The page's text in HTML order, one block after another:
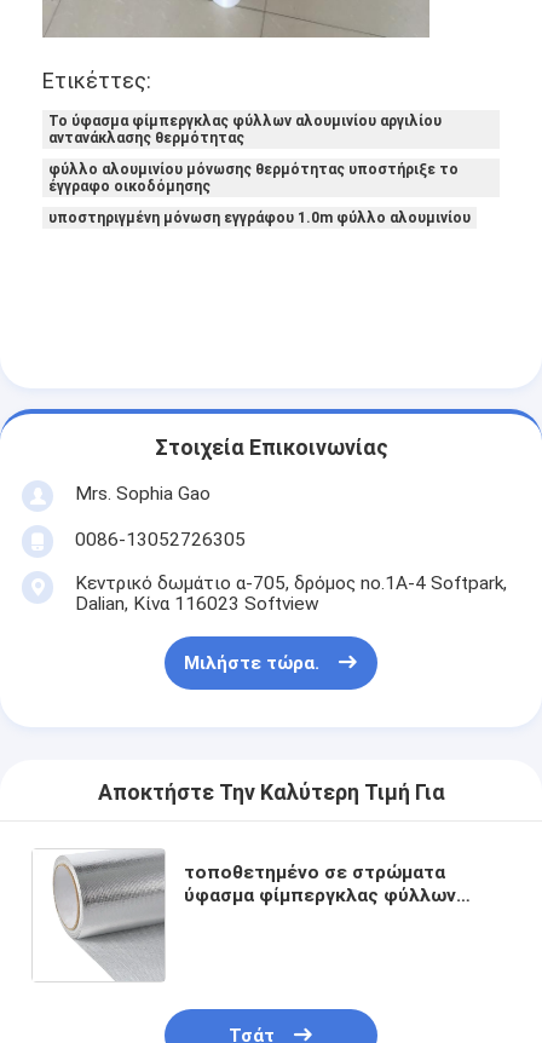
Ποιοτικός έλεγχος
Μας ελάτε σε επαφή με
Συγκολλητική ταινία μόνωσης
Κολλητική ταινία ταινιών Polyimide
Κολλητική ταινία φύλλων αλουμινίου αργιλίου
Scrim φύλλων αλουμινίου ταινία
Το διπλάσιο πλαισίωσε την κολλητική ταινία
Ρίψη επένδυσης ακρίβειας
Ηλεκτρική πίνακα μόνωσης
Ετικέττες:
Το ύφασμα φίμπεργκλας φύλλων αλουμινίου αργιλίου
αντανάκλασης θερμότητας
φύλλο αλουμινίου μόνωσης θερμότητας υποστήριξε το
έγγραφο οικοδόμησης
υποστηριγμένη μόνωση εγγράφου 1.0m φύλλο αλουμινίου
Στοιχεία Επικοινωνίας
Mrs. Sophia Gao
0086-13052726305
Κεντρικό δωμάτιο α-705, δρόμος no.1A-4 Softpark,
Dalian, Κίνα 116023 Softview
Μιλήστε τώρα.
Αποκτήστε Την Καλύτερη Τιμή Για
τοποθετημένο σε στρώματα
ύφασμα φίμπεργκλας φύλλων
Τσάτ